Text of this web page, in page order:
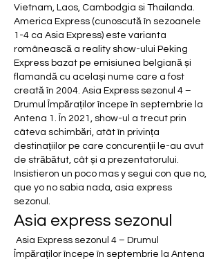
Vietnam, Laos, Cambodgia si Thailanda.
America Express (cunoscută în sezoanele
1-4 ca Asia Express) este varianta
românească a reality show-ului Peking
Express bazat pe emisiunea belgiană și
flamandă cu același nume care a fost
creată în 2004. Asia Express sezonul 4 –
Drumul Împăraților începe în septembrie la
Antena 1. În 2021, show-ul a trecut prin
câteva schimbări, atât în privința
destinațiilor pe care concurenții le-au avut
de străbătut, cât și a prezentatorului.
Insistieron un poco mas y segui con que no,
que yo no sabia nada, asia express
sezonul.
Asia express sezonul
Împăraților începe în septembrie la Antena